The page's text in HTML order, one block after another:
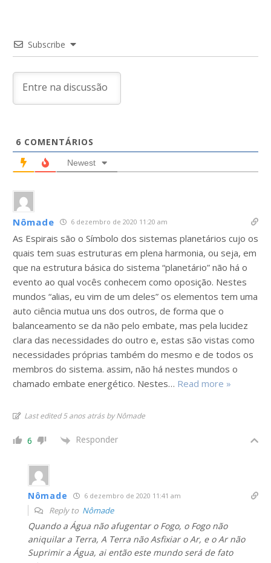
Subscribe
6 COMENTÁRIOS
Newest
Nômade 6 dezembro de 2020 11:20 am
As Espirais são o Símbolo dos sistemas planetários cujo os
quais tem suas estruturas em plena harmonia, ou seja, em
que na estrutura básica do sistema “planetário” não há o
evento ao qual vocês conhecem como oposição. Nestes
mundos “alias, eu vim de um deles” os elementos tem uma
auto ciência mutua uns dos outros, de forma que o
balanceamento se da não pelo embate, mas pela lucidez
clara das necessidades do outro e, estas são vistas como
necessidades próprias também do mesmo e de todos os
membros do sistema. assim, não há nestes mundos o
chamado embate energético. Nestes… Read more »
Last edited 5 anos atrás by Nômade
6 Responder
Nômade 6 dezembro de 2020 11:41 am
Reply to Nômade
Quando a Água não afugentar o Fogo, o Fogo não
aniquilar a Terra, A Terra não Asfixiar o Ar, e o Ar não
Suprimir a Água, ai então este mundo será de fato